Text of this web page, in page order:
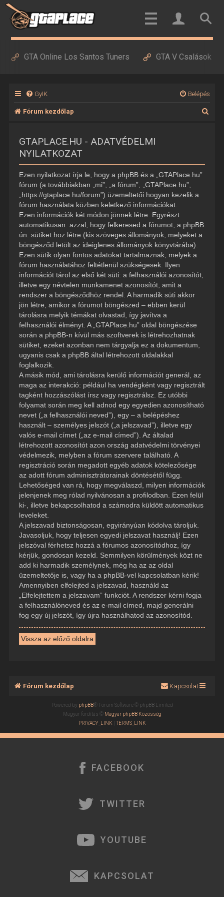
GTA Online Los Santos Tuners GTA V Csalások
GyIK Belépés
Fórum kezdőlap
GTAPLACE.HU - ADATVÉDELMI
NYILATKOZAT
Ezen nyilatkozat írja le, hogy a phpBB és a „GTAPlace.hu”
fórum (a továbbiakban „mi”, „a fórum”, „GTAPlace.hu”,
„https://gtaplace.hu/forum”) üzemeltetői hogyan kezelik a
fórum használata közben keletkező információkat.
Ezen információk két módon jönnek létre. Egyrészt
automatikusan: azzal, hogy felkeresed a fórumot, a phpBB
ún. sütiket hoz létre (kis szöveges állományok, melyeket a
böngésződ letölt az ideiglenes állományok könyvtárába).
Ezen sütik olyan fontos adatokat tartalmaznak, melyek a
fórum használatához feltétlenül szükségesek. Ilyen
információt tárol az első két süti: a felhasználói azonosítót,
illetve egy névtelen munkamenet azonosítót, amit a
rendszer a böngésződhöz rendel. A harmadik süti akkor
jön létre, amikor a fórumot böngészed – ebben kerül
tárolásra melyik témákat olvastad, így javítva a
felhasználói élményt. A „GTAPlace.hu” oldal böngészése
során a phpBB-n kívül más szoftverek is létrehozhatnak
sütiket, ezeket azonban nem tárgyalja ez a dokumentum,
ugyanis csak a phpBB által létrehozott oldalakkal
foglalkozik.
A másik mód, ami tárolásra kerülő információt generál, az
maga az interakció: például ha vendégként vagy regisztrált
tagként hozzászólást írsz vagy regisztrálsz. Ez utóbbi
folyamat során meg kell adnod egy egyedien azonosítható
nevet („a felhasználói neved”), egy – a belépéshez
használt – személyes jelszót („a jelszavad”), illetve egy
valós e-mail címet („az e-mail címed”). Az általad
létrehozott azonosítót azon ország adatvédelmi törvényei
védelmezik, melyben a fórum szervere található. A
regisztráció során megadott egyéb adatok kötelezősége
az adott fórum adminisztrátorainak döntésétől függ.
Lehetőséged van rá, hogy megválaszd, milyen információk
jelenjenek meg rólad nyilvánosan a profilodban. Ezen felül
ki-, illetve bekapcsolhatod a számodra küldött automatikus
leveleket.
A jelszavad biztonságosan, egyirányúan kódolva tároljuk.
Javasoljuk, hogy teljesen egyedi jelszavat használj! Ezen
jelszóval férhetsz hozzá a fórumos azonosítódhoz, így
kérjük, gondosan kezeld. Semmilyen körülmények közt ne
add ki harmadik személynek, még ha az az oldal
üzemeltetője is, vagy ha a phpBB-vel kapcsolatban kérik!
Amennyiben elfelejted a jelszavad, használd az
„Elfelejtettem a jelszavam” funkciót. A rendszer kérni fogja
a felhasználóneved és az e-mail címed, majd generálni
fog egy új jelszót, így újra használhatod az azonosítód.
Vissza az előző oldalra
Fórum kezdőlap Kapcsolat
Powered by phpBB® Forum Software © phpBB Limited
Magyar fordítás © Magyar phpBB Közösség
PRIVACY_LINK |TERMS_LINK
FACEBOOK
TWITTER
YOUTUBE
KAPCSOLAT